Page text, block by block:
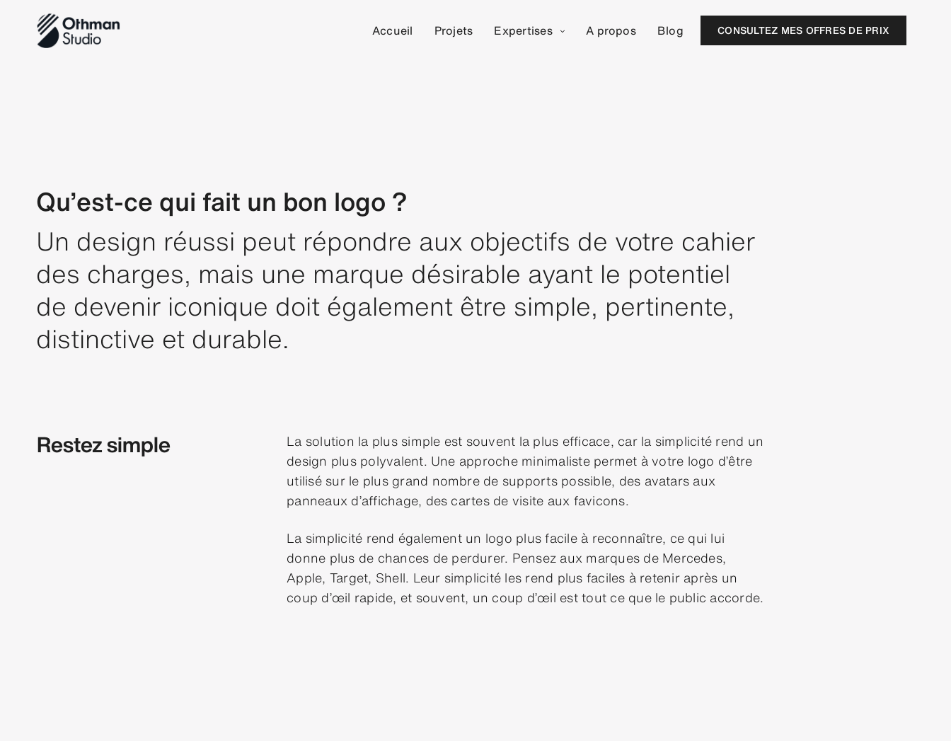
Accueil Projets Expertises A propos Blog CONSULTEZ MES OFFRES DE PRIX
Qu’est-ce qui fait un bon logo ?
Un design réussi peut répondre aux objectifs de votre cahier
des charges, mais une marque désirable ayant le potentiel
de devenir iconique doit également être simple, pertinente,
distinctive et durable.
Restez simple
La solution la plus simple est souvent la plus efficace, car la simplicité rend un
design plus polyvalent. Une approche minimaliste permet à votre logo d’être
utilisé sur le plus grand nombre de supports possible, des avatars aux
panneaux d’affichage, des cartes de visite aux favicons.
La simplicité rend également un logo plus facile à reconnaître, ce qui lui
donne plus de chances de perdurer. Pensez aux marques de Mercedes,
Apple, Target, Shell. Leur simplicité les rend plus faciles à retenir après un
coup d’œil rapide, et souvent, un coup d’œil est tout ce que le public accorde.